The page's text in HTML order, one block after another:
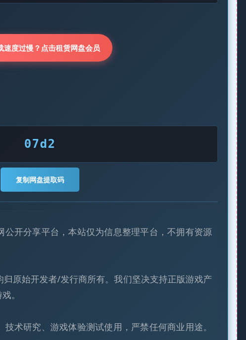
速度过慢？点击租赁网盘会员
07d2
复制网盘提取码
公开分享平台，本站仅为信息整理平台，不拥有资源
归原始开发者/发行商所有。我们坚决支持正版游戏产
。
技术研究、游戏体验测试使用，严禁任何商业用途。